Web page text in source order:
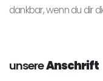
dankbar, wenn du dir
unsereAnschrift